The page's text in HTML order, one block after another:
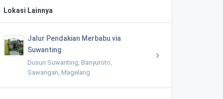
Lokasi Lainnya
Jalur Pendakian Merbabu via
Suwanting
Dusun Suwanting, Banyuroto,
Sawangan, Magelang